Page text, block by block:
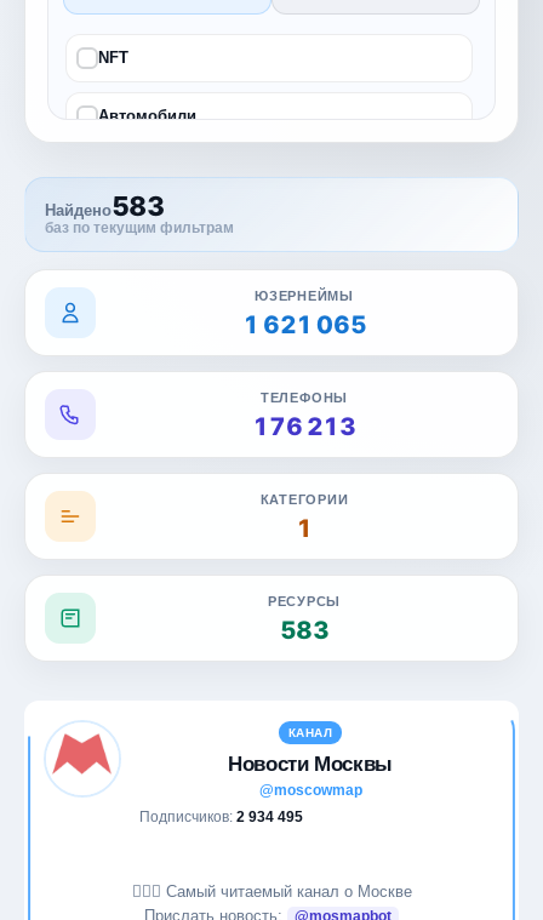
NFT
Автомобили
Бизнес
Блог
Журналистика
ИИ и нейросети
Инвестиции
Найдено583
баз по текущим фильтрам
ЮЗЕРНЕЙМЫ
1 621 065
ТЕЛЕФОНЫ
176 213
КАТЕГОРИИ
1
РЕСУРСЫ
583
КАНАЛ
Новости Москвы
@moscowmap
Подписчиков: 2 934 495
💁🏻‍♂️ Самый читаемый канал о Москве
Прислать новость:
@mosmapbot